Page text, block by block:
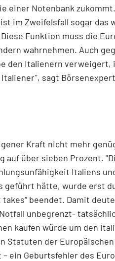
einer Notenbank
im Zweifelsfall sogar das
Funktion muss die
wahrnehmen. Auch
den Italienern verweigert,
sagt
Kraft nicht mehr
auf über sieben Prozent.
Italiens
geführt hätte, wurde erst
beendet. Damit
unbegrenzt-
kaufen würde um den
Statuten der Europäischen
ein Geburtsfehler des